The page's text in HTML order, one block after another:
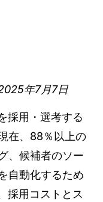
年7月7日
採用・選考する
在、88％以上の
、候補者のソー
自動化するため
採用コストとス